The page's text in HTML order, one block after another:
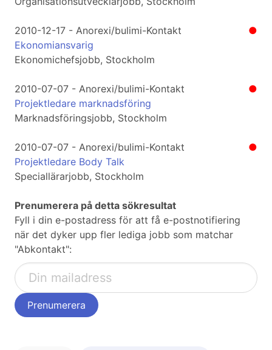
●
2010-12-17 - Anorexi/bulimi-Kontakt
Ekonomiansvarig
Ekonomichefsjobb, Stockholm
●
2010-07-07 - Anorexi/bulimi-Kontakt
Projektledare marknadsföring
Marknadsföringsjobb, Stockholm
●
2010-07-07 - Anorexi/bulimi-Kontakt
Projektledare Body Talk
Speciallärarjobb, Stockholm
Prenumerera på detta sökresultat
Fyll i din e-postadress för att få e-postnotifiering
när det dyker upp fler lediga jobb som matchar
"Abkontakt":